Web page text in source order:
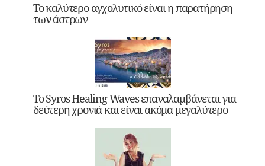
Το καλύτερο αγχολυτικό είναι η παρατήρηση
των άστρων
Το Syros Healing Waves επαναλαμβάνεται για
δεύτερη χρονιά και είναι ακόμα μεγαλύτερο